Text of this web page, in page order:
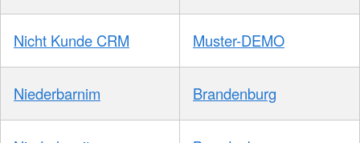
Nicht Kunde CRM Muster-DEMO
Niederbarnim Brandenburg